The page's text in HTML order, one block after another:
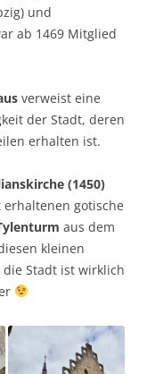
und
ab 1469 Mitglied
verweist eine
der Stadt, deren
erhalten ist.
(1450)
erhaltenen gotische
aus dem
kleinen
Stadt ist wirklich